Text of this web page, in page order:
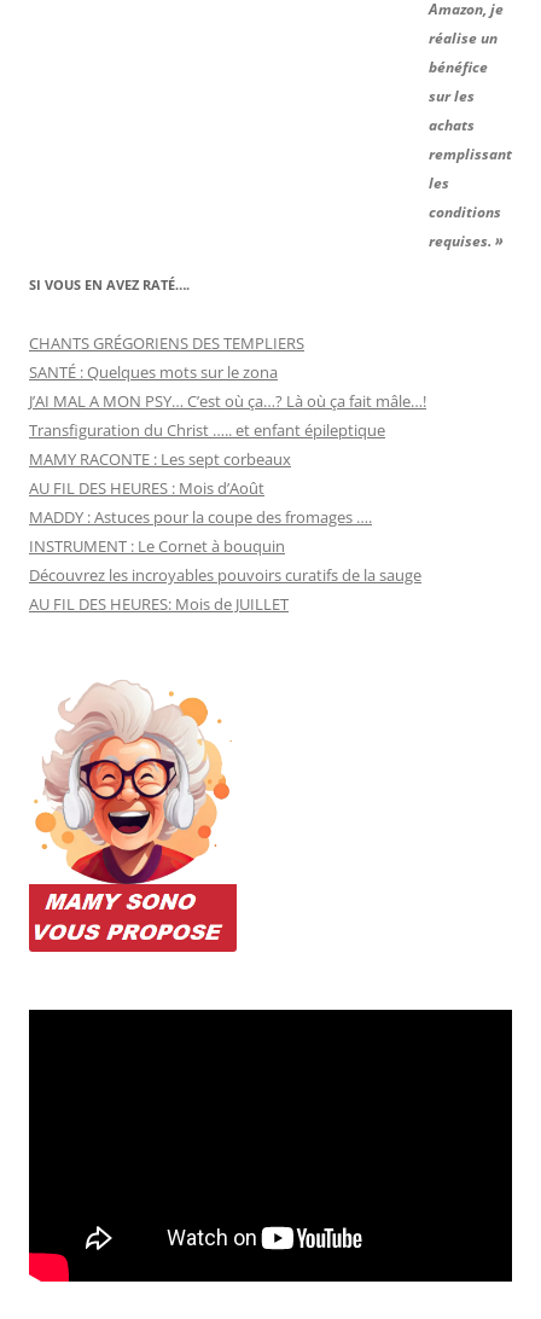
Amazon, je
réalise un
bénéfice
sur les
achats
remplissant
les
conditions
requises. »
SI VOUS EN AVEZ RATÉ….
CHANTS GRÉGORIENS DES TEMPLIERS
SANTÉ : Quelques mots sur le zona
J’AI MAL A MON PSY… C’est où ça…? Là où ça fait mâle…!
Transfiguration du Christ ….. et enfant épileptique
MAMY RACONTE : Les sept corbeaux
AU FIL DES HEURES : Mois d’Août
MADDY : Astuces pour la coupe des fromages ….
INSTRUMENT : Le Cornet à bouquin
Découvrez les incroyables pouvoirs curatifs de la sauge
AU FIL DES HEURES: Mois de JUILLET